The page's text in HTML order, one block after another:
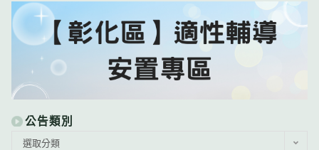
公告類別
選取分類